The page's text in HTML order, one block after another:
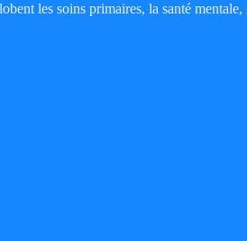
les soins primaires, la santé